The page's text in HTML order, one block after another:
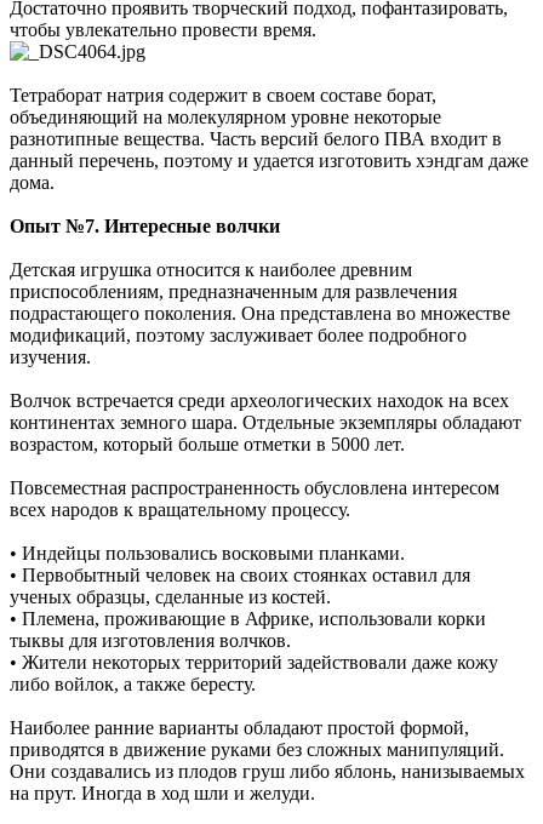
Достаточно проявить творческий подход, пофантазировать,
чтобы увлекательно провести время.
Тетраборат натрия содержит в своем составе борат,
объединяющий на молекулярном уровне некоторые
разнотипные вещества. Часть версий белого ПВА входит в
данный перечень, поэтому и удается изготовить хэндгам даже
дома.
Опыт №7. Интересные волчки
Детская игрушка относится к наиболее древним
приспособлениям, предназначенным для развлечения
подрастающего поколения. Она представлена во множестве
модификаций, поэтому заслуживает более подробного
изучения.
Волчок встречается среди археологических находок на всех
континентах земного шара. Отдельные экземпляры обладают
возрастом, который больше отметки в 5000 лет.
Повсеместная распространенность обусловлена интересом
всех народов к вращательному процессу.
• Индейцы пользовались восковыми планками.
• Первобытный человек на своих стоянках оставил для
ученых образцы, сделанные из костей.
• Племена, проживающие в Африке, использовали корки
тыквы для изготовления волчков.
• Жители некоторых территорий задействовали даже кожу
либо войлок, а также бересту.
Наиболее ранние варианты обладают простой формой,
приводятся в движение руками без сложных манипуляций.
Они создавались из плодов груш либо яблонь, нанизываемых
на прут. Иногда в ход шли и желуди.